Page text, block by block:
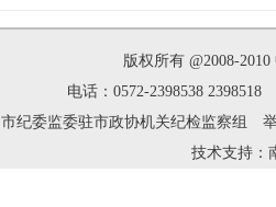
版权所有 @2008-
电话：0572-2398538
市纪委监委驻市政协机关纪检监察组
技术支持：